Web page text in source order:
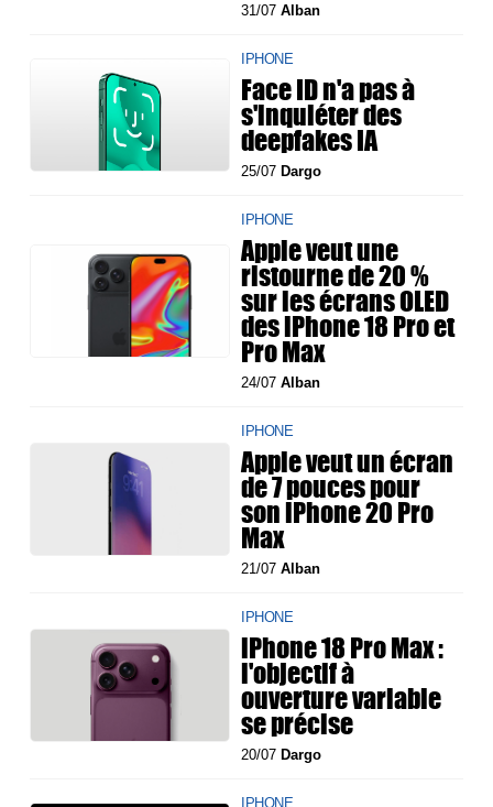
31/07Alban
IPHONE
Face ID n'a pas à
s'inquiéter des
deepfakes IA
25/07Dargo
IPHONE
Apple veut une
ristourne de 20 %
sur les écrans OLED
des iPhone 18 Pro et
Pro Max
24/07Alban
IPHONE
Apple veut un écran
de 7 pouces pour
son iPhone 20 Pro
Max
21/07Alban
IPHONE
iPhone 18 Pro Max :
l'objectif à
ouverture variable
se précise
20/07Dargo
IPHONE